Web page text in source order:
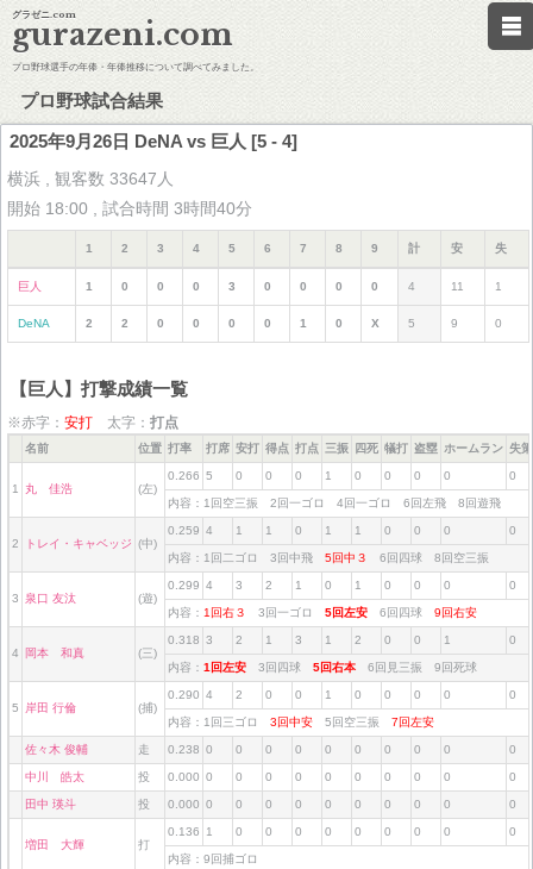
グラゼニ.com
gurazeni.com
プロ野球選手の年俸・年俸推移について調べてみました。
プロ野球試合結果
2025年9月26日 DeNA vs 巨人 [5 - 4]
横浜 , 観客数 33647人
開始 18:00 , 試合時間 3時間40分
1 2 3 4 5 6 7 8 9 計 安 失
巨人 1 0 0 0 3 0 0 0 0 4 11 1
DeNA 2 2 0 0 0 0 1 0 X 5 9 0
【巨人】打撃成績一覧
※赤字： 安打 太字： 打点
名前 位置 打率 打席 安打 得点 打点 三振 四死 犠打 盗塁 ホームラン 失策
1 丸 佳浩 (左)
0.266 5 0 0 0 1 0 0 0 0 0
内容：1回空三振 2回一ゴロ 4回一ゴロ 6回左飛 8回遊飛
2 トレイ・キャベッジ (中)
0.259 4 1 1 0 1 1 0 0 0 0
内容：1回二ゴロ 3回中飛 5回中３ 6回四球 8回空三振
3 泉口 友汰 (遊)
0.299 4 3 2 1 0 1 0 0 0 0
内容： 1回右３ 3回一ゴロ 5回左安 6回四球 9回右安
4 岡本 和真 (三)
0.318 3 2 1 3 1 2 0 0 1 0
内容： 1回左安 3回四球 5回右本 6回見三振 9回死球
5 岸田 行倫 (捕)
0.290 4 2 0 0 1 0 0 0 0 0
内容：1回三ゴロ 3回中安 5回空三振 7回左安
佐々木 俊輔 走 0.238 0 0 0 0 0 0 0 0 0 0
中川 皓太 投 0.000 0 0 0 0 0 0 0 0 0 0
田中 瑛斗 投 0.000 0 0 0 0 0 0 0 0 0 0
増田 大輝 打
0.136 1 0 0 0 0 0 0 0 0 0
内容：9回捕ゴロ